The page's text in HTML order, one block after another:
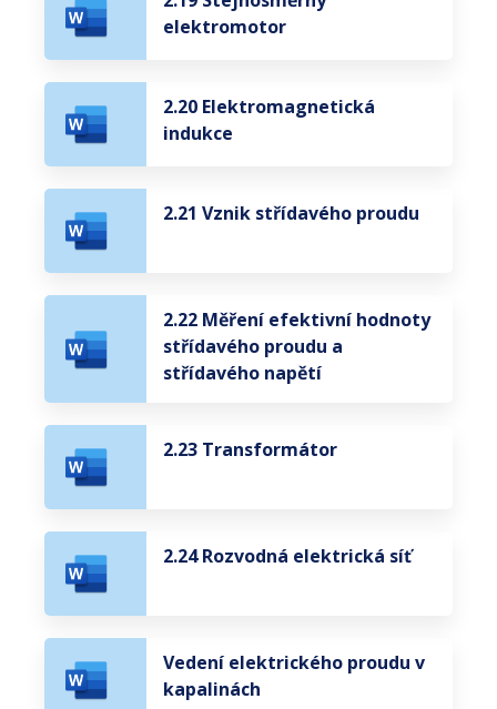
elektromotor
2.20 Elektromagnetická
indukce
2.21 Vznik střídavého proudu
2.22 Měření efektivní hodnoty
střídavého proudu a
střídavého napětí
2.23 Transformátor
2.24 Rozvodná elektrická síť
Vedení elektrického proudu v
kapalinách